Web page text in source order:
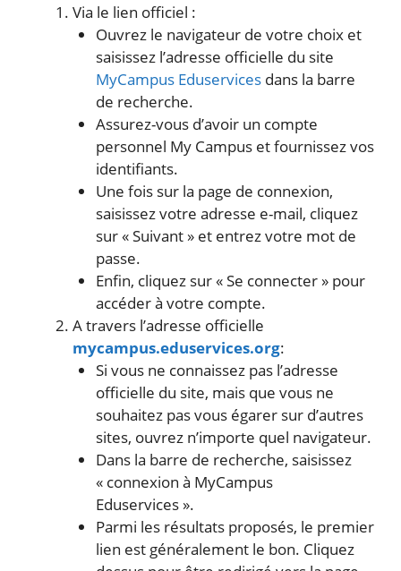
Via le lien officiel :
Ouvrez le navigateur de votre choix et
saisissez l’adresse officielle du site
MyCampus Eduservicesdans la barre
de recherche.
Assurez-vous d’avoir un compte
personnel My Campus et fournissez vos
identifiants.
Une fois sur la page de connexion,
saisissez votre adresse e-mail, cliquez
sur « Suivant » et entrez votre mot de
passe.
Enfin, cliquez sur « Se connecter » pour
accéder à votre compte.
A travers l’adresse officielle
mycampus.eduservices.org:
Si vous ne connaissez pas l’adresse
officielle du site, mais que vous ne
souhaitez pas vous égarer sur d’autres
sites, ouvrez n’importe quel navigateur.
Dans la barre de recherche, saisissez
« connexion à MyCampus
Eduservices ».
Parmi les résultats proposés, le premier
lien est généralement le bon. Cliquez